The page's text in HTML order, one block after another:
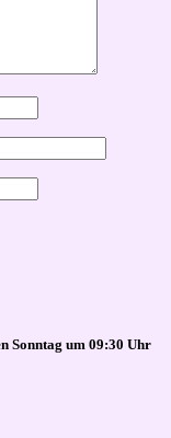
Sonntag um 09:30 Uhr